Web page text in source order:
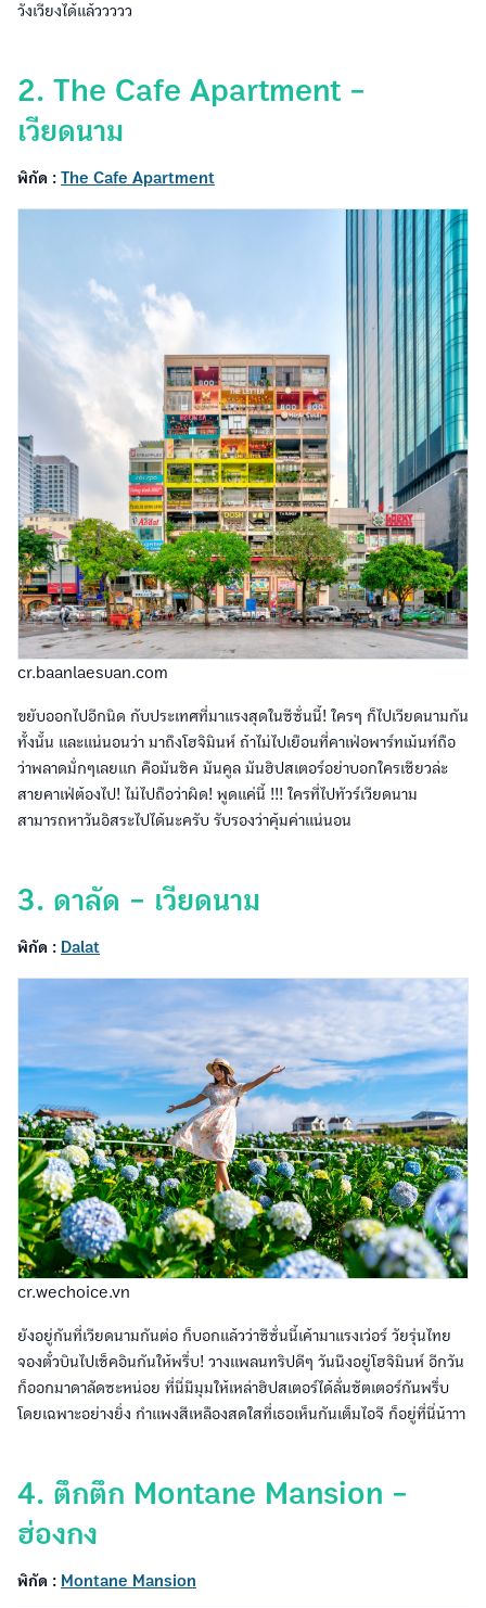
วังเวียงได้แล้ววววว
2. The Cafe Apartment -
เวียดนาม
พิกัด : The Cafe Apartment
cr.baanlaesuan.com
ขยับออกไปอีกนิด กับประเทศที่มาแรงสุดในซีซั่นนี้! ใครๆ ก็ไปเวียดนามกัน
ทั้งนั้น และแน่นอนว่า มาถึงโฮจิมินห์ ถ้าไม่ไปเยือนที่คาเฟ่อพาร์ทเม้นท์ถือ
ว่าพลาดมั่กๆเลยแก คือมันชิค มันคูล มันฮิปสเตอร์อย่าบอกใครเชียวล่ะ
สายคาเฟ่ต้องไป! ไม่ไปถือว่าผิด! พูดแค่นี้ !!! ใครที่ไปทัวร์เวียดนาม
สามารถหาวันอิสระไปได้นะครับ รับรองว่าคุ้มค่าแน่นอน
3. ดาลัด - เวียดนาม
พิกัด : Dalat
cr.wechoice.vn
ยังอยู่กันที่เวียดนามกันต่อ ก็บอกแล้วว่าซีซั่นนี้เค้ามาแรงเว่อร์ วัยรุ่นไทย
จองตั๋วบินไปเช็คอินกันให้พรึ่บ! วางแพลนทริปดีๆ วันนึงอยู่โฮจิมินห์ อีกวัน
ก็ออกมาดาลัดซะหน่อย ที่นี่มีมุมให้เหล่าฮิปสเตอร์ได้ลั่นชัตเตอร์กันพรึ่บ
โดยเฉพาะอย่างยิ่ง กำแพงสีเหลืองสดใสที่เธอเห็นกันเต็มไอจี ก็อยู่ที่นี่น้าาา
4. ตึกตึก Montane Mansion -
ฮ่องกง
พิกัด : Montane Mansion